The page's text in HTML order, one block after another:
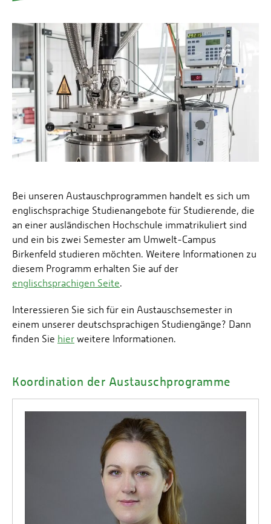
Fuel Cell Centre Rheinland-Pfalz
P2Broker
Perival
Robotix-Academy
S.U.N.-Projekt
Umweltinformationssysteme
Personensuche
Bei unseren Austauschprogrammen handelt es sich um
englischsprachige Studienangebote für Studierende, die
an einer ausländischen Hochschule immatrikuliert sind
und ein bis zwei Semester am Umwelt-Campus
Birkenfeld studieren möchten. Weitere Informationen zu
diesem Programm erhalten Sie auf der
englischsprachigen Seite.
Interessieren Sie sich für ein Austauschsemester in
einem unserer deutschsprachigen Studiengänge? Dann
finden Sie hier weitere Informationen.
Koordination der Austauschprogramme